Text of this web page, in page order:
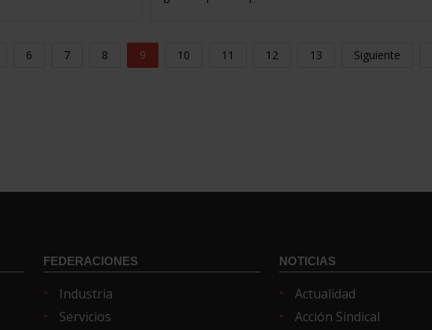
6 7 8 9 10 11 12 13 Siguiente
FEDERACIONES
Industria
Servicios
NOTICIAS
Actualidad
Acción Sindical